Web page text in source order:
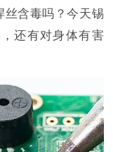
丝含毒吗？今天锡
还有对身体有害